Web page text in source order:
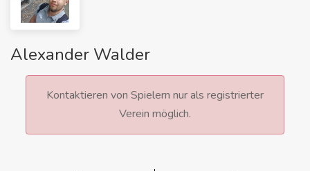
Alexander Walder
Kontaktieren von Spielern nur als registrierter
Verein möglich.